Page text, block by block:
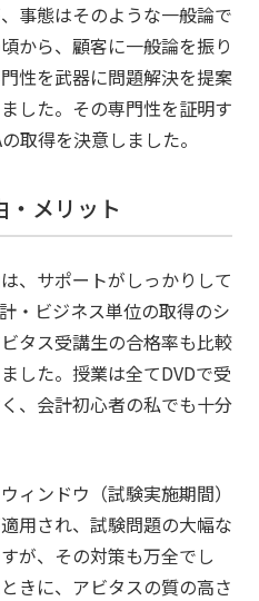
事態はそのような一般論で
から、顧客に一般論を振り
性を武器に問題解決を提案
した。その専門性を証明す
取得を決意しました。
・メリット
、サポートがしっかりして
・ビジネス単位の取得のシ
タス受講生の合格率も比較
した。授業は全てDVDで受
、会計初心者の私でも十分
ィンドウ（試験実施期間）
用され、試験問題の大幅な
が、その対策も万全でし
きに、アビタスの質の高さ